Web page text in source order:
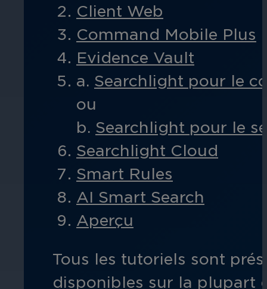
Administrations
La vidéo intelligente permet de
publics, les sites touristiques et les
Santé
Protégez le personnel, les patients
solution vidéo intelligente.
Caméras par série
Obtenez la vidéo la plus fiable et
Ces tutoriels fournissent des
disponibles à l'achat ou à la
performances de l'entreprise.
Autres solutions intégrées
Vous avez besoin d'une solution
Client Web
Command Mobile Plus
Evidence Vault
a. Searchlight pour le
ou
b. Searchlight pour le
Searchlight Cloud
Smart Rules
AI Smart Search
Aperçu
Tous les tutoriels sont
disponibles sur la plupart